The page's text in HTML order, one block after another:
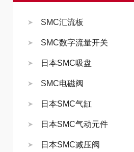
SMC汇流板
SMC数字流量开关
日本SMC吸盘
SMC电磁阀
日本SMC气缸
日本SMC气动元件
日本SMC减压阀